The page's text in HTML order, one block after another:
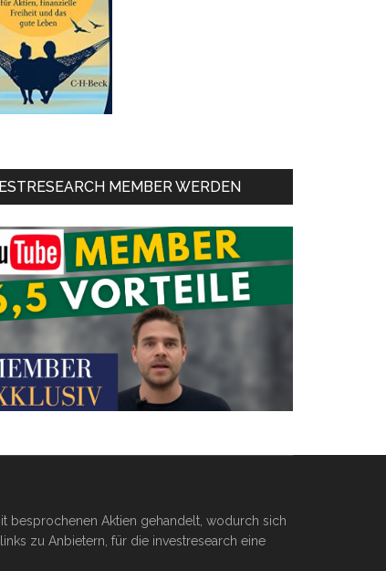
MEMBER WERDEN
besprochenen Aktien gehandelt, wodurch sich
zu Anbietern, für die investresearch eine